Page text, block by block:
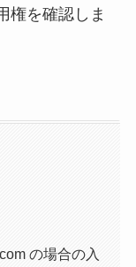
権を確認しま
の場合の入